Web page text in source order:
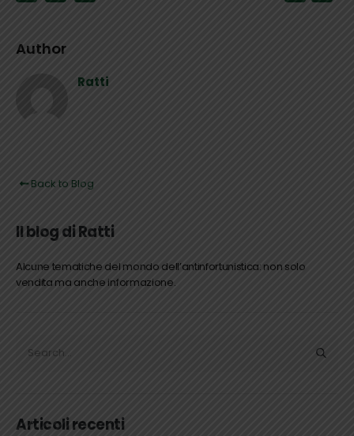
Author
Ratti
Back to Blog
Il blog di Ratti
Alcune tematiche del mondo dell’antinfortunistica: non solo
vendita ma anche informazione.
Articoli recenti